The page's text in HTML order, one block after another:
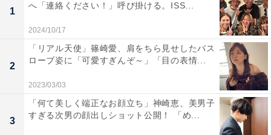
1
へ「連絡ください！」呼び掛ける。ISS...
2024/10/17
2
「リアル天使」篠崎愛、肩をちら見せしたバス
ローブ姿に「可愛すぎんぞ～」「目の表情...
2023/03/03
3
「何て美しく端正なお顔立ち」神崎恵、美男子
すぎる次男の顔出しショット公開！ 「め...